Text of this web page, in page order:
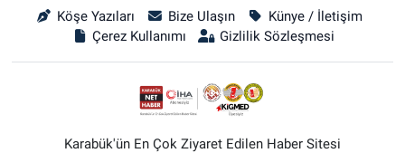
Köşe Yazıları Bize Ulaşın
Künye / İletişim
Çerez Kullanımı
Gizlilik Sözleşmesi
Karabük'ün En Çok Ziyaret Edilen Haber Sitesi